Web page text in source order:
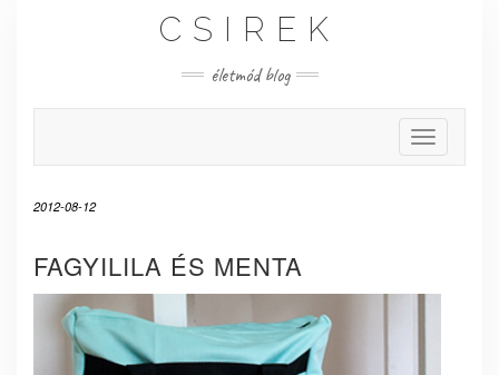
CSIREK
életmód blog
Toggle
2012-08-12
FAGYILILA ÉS MENTA